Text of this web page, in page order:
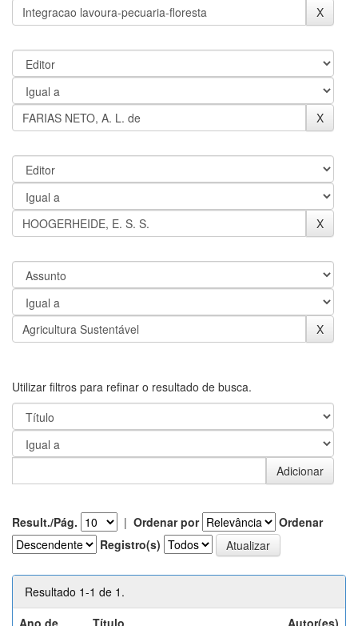
Utilizar filtros para refinar o resultado de busca.
Result./Pág. | Ordenar por
Ordenar
Registro(s)
Resultado 1-1 de 1.
Ano de
Título Autor(es)